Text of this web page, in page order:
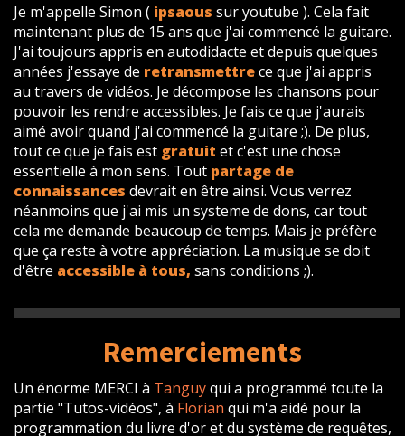
Je m'appelle Simon ( ipsaous sur youtube ). Cela fait
maintenant plus de 15 ans que j'ai commencé la guitare.
J'ai toujours appris en autodidacte et depuis quelques
années j'essaye de retransmettrece que j'ai appris
au travers de vidéos. Je décompose les chansons pour
pouvoir les rendre accessibles. Je fais ce que j'aurais
aimé avoir quand j'ai commencé la guitare ;). De plus,
tout ce que je fais est gratuit et c'est une chose
essentielle à mon sens. Tout partage de
connaissances devrait en être ainsi. Vous verrez
néanmoins que j'ai mis un systeme de dons, car tout
cela me demande beaucoup de temps. Mais je préfère
que ça reste à votre appréciation. La musique se doit
d'être accessible à tous, sans conditions ;).
Remerciements
Un énorme MERCI à Tanguyqui a programmé toute la
partie "Tutos-vidéos", à Florian qui m'a aidé pour la
programmation du livre d'or et du système de requêtes,